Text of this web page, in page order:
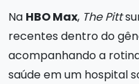
Na HBO Max, The Pitt
recentes dentro do
acompanhando a
saúde em um hospital